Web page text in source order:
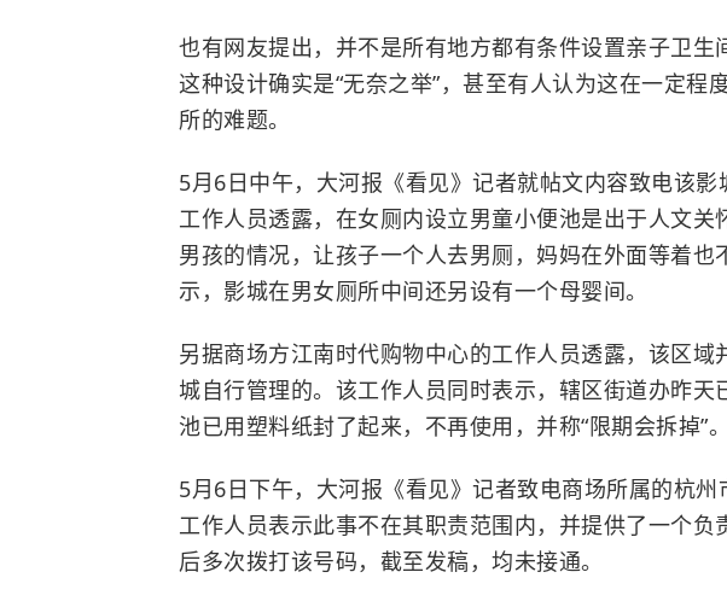
也有网友提出，并不是所有地方都有条件设置亲子卫生
这种设计确实是“无奈之举”，甚至有人认为这在一定程
所的难题。
5月6日中午，大河报《看见》记者就帖文内容致电该
工作人员透露，在女厕内设立男童小便池是出于人文关
男孩的情况，让孩子一个人去男厕，妈妈在外面等着也
示，影城在男女厕所中间还另设有一个母婴间。
另据商场方江南时代购物中心的工作人员透露，该区域
城自行管理的。该工作人员同时表示，辖区街道办昨天
池已用塑料纸封了起来，不再使用，并称“限期会拆掉”。
5月6日下午，大河报《看见》记者致电商场所属的杭
工作人员表示此事不在其职责范围内，并提供了一个负
后多次拨打该号码，截至发稿，均未接通。